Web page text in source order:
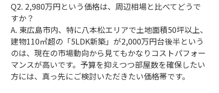
Q2. 2,980万円という価格は、周辺相場と比べてどうで
すか？
A. 東広島市内、特に八本松エリアで土地面積50坪以上、
建物110㎡超の「5LDK新築」が2,000万円台後半という
のは、現在の市場動向から見てもかなりコストパフォー
マンスが高いです。予算を抑えつつ部屋数を確保したい
方には、真っ先にご検討いただきたい価格帯です。